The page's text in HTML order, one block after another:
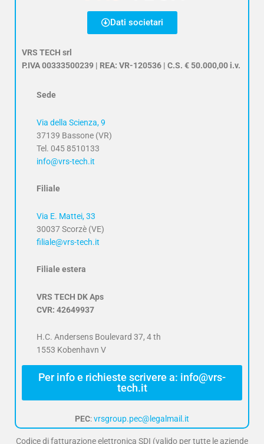
Dati societari
VRS TECH srl
P.IVA 00333500239 | REA: VR-120536 | C.S. € 50.000,00 i.v.
Sede
Via della Scienza, 9
37139 Bassone (VR)
Tel. 045 8510133
info@vrs-tech.it
Filiale
Via E. Mattei, 33
30037 Scorzè (VE)
filiale@vrs-tech.it
Filiale estera
VRS TECH DK Aps
CVR: 42649937
H.C. Andersens Boulevard 37, 4 th
1553 Kobenhavn V
Per info e richieste scrivere a: info@vrs-
tech.it
PEC:vrsgroup.pec@legalmail.it
Codice di fatturazione elettronica SDI (valido per tutte le aziende